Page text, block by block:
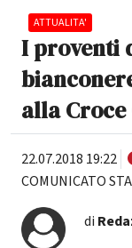
ATTUALITA'
I proventi
alla
22.07.2018 19:22
COMUNICATO
di